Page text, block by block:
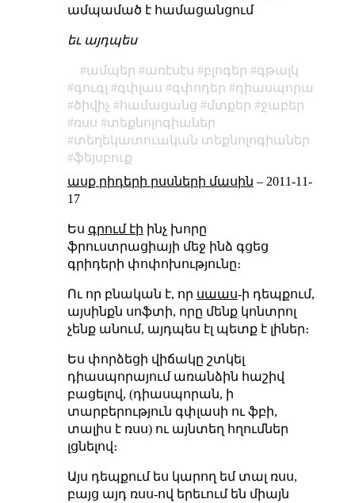
ամպամած է համացանցում
եւ այդպես
ամպեր առէսէս բլոգեր
գթալկ
գուգլ
գփլաս գփոդեր
դիասպորա
ծիվիչ
համացանց մտքեր
ջաբեր
ռսս
տեքնոլոգիաներ
տեղեկատուական տեքնոլոգիաներ
ֆեյսբուք
ասք րիդերի րսսների մասին – 2011-11-
17
Ես գրում էի ինչ խորը
ֆրուստրացիայի մեջ ինձ գցեց
գրիդերի փոփոխությունը։
Ու որ բնական է, որ սաաս-ի դեպքում,
այսինքն սոֆտի, որը մենք կոնտրոլ
չենք անում, այդպես էլ պետք է լիներ։
Ես փորձեցի վիճակը շտկել
դիասպորայում առանձին հաշիվ
բացելով, (դիասպորան, ի
տարբերություն գփլասի ու ֆբի,
տալիս է ռսս) ու այնտեղ հղումներ
լցնելով։
Այս դեպքում ես կարող եմ տալ ռսս,
բայց այդ ռսս-ով երեւում են միայն